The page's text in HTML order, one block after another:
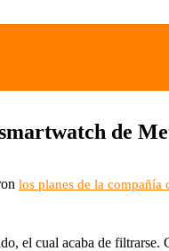
de
los planes de la compañía
el cual acaba de filtrarse.